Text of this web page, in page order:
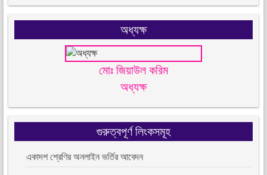
অধ্যক্ষ
মোঃ জিয়াউল করিম
অধ্যক্ষ
গুরুত্বপূর্ণ লিংকসমূহ
একাদশ শ্রেণির অনলাইন ভর্তির আবেদন